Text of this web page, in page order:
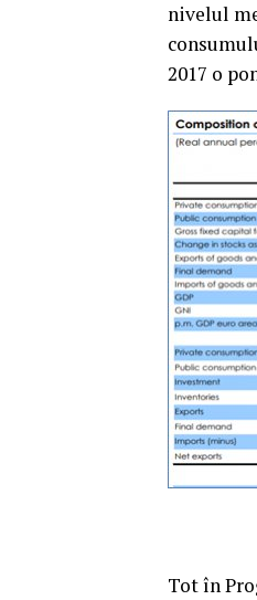
nivelul
2017 o
Tot în